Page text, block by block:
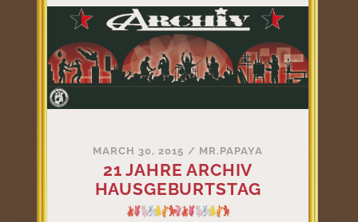
AM
30.4.2015
MARCH 30, 2015 / MR.PAPAYA
21 JAHRE ARCHIV
HAUSGEBURTSTAG